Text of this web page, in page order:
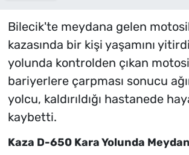
Bilecik'te meydana gelen
kazasında bir kişi yaşamını
yolunda kontrolden çıkan
bariyerlere çarpması sonucu
yolcu, kaldırıldığı hastanede
kaybetti.
Kaza D-650 Kara Yolunda